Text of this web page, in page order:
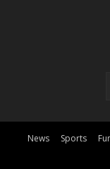
News Sports